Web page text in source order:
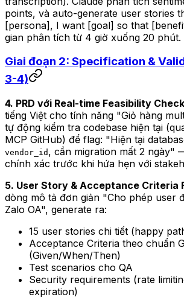
points, và auto-generate user stories
[persona], I want [goal] so that
gian phân tích từ 4 giờ xuống 20 phút.
Giai đoạn 2: Specification &
3-4)
4. PRD với Real-time Feasibility Check
tiếng Việt cho tính năng "Giỏ hàng
tự động kiểm tra codebase hiện tại
MCP GitHub) để flag: "Hiện tại
vendor_id , cần migration mất 2 ngày"
chính xác trước khi hứa hẹn với
5. User Story & Acceptance Criteria
dòng mô tả đơn giản "Cho phép user
Zalo OA", generate ra:
15 user stories chi tiết (happy
Acceptance Criteria theo chuẩn
(Given/When/Then)
Test scenarios cho QA
Security requirements (rate
expiration)